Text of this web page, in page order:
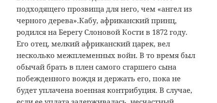
подходящего прозвища для него, чем «ангел из
черного дерева».Кабу, африканский принц,
родился на Берегу Слоновой Кости в 1872 году.
Его отец, мелкий африканский царек, вел
несколько межплеменных войн. В то время был
обычай брать в плен самого старшего сына
побежденного вождя и держать его, пока не
будет уплачена военная контрибуция. В случае,